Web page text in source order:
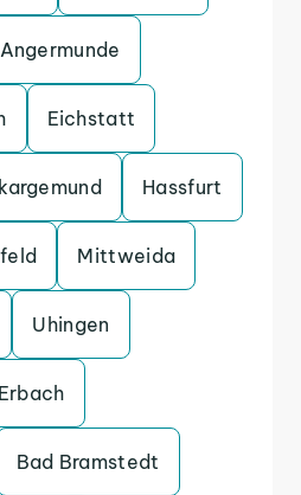
Angermunde
Eichstatt
Hassfurt
Mittweida
Uhingen
Erbach
Bad Bramstedt